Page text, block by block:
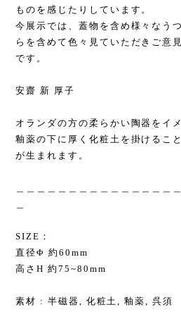
ものを感じたりしています。
今展示では、蓋物を含め様々なう
らを含めて色々見ていただきご意
です。
安齋 新 厚子
オランダの方の柔らかい陶器をイ
釉薬の下に厚く化粧土を掛けるこ
が生まれます。
SIZE：
直径Φ 約60mm
高さH 約75~80mm
素材 : 半磁器, 化粧土, 釉薬, 呉須